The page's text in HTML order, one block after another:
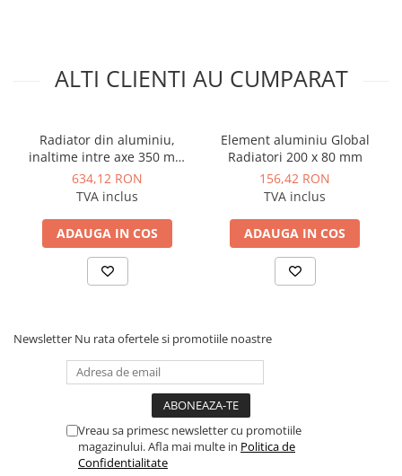
Vane si servomotoare
Termostate pentru ventilo-
convectori
Ventile termice de amestec
Traductoare
UPS-uri si stabilizatoare de
tensiune
Ventile liniare
Automatizare centrala termica
Termostate aplicatii industriale
Accesorii pentru echipamente
Echipamente pentru tratarea si
pomparea apei
Presiune (bar)
Greutate (Kg)
Volum (L)
Adancime (mm)
ALTI CLIENTI AU CUMPARAT
Radiator din aluminiu,
inaltime intre axe 350 mm
117 W, Ferroli PROTEO 450
634,12 RON
TVA inclus
ADAUGA IN COS
Element aluminiu Global
Radiatori 200 x 80 mm
156,42 RON
TVA inclus
ADAUGA IN COS
Newsletter Nu rata ofertele si promotiile noastre
Vreau sa primesc newsletter cu promotiile
magazinului. Afla mai multe in Politica de
Confidentialitate